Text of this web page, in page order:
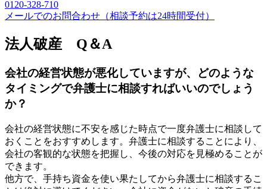
0120-328-710
メールでのお問合わせ（相談予約は24時間受付）
法人破産 Q＆A
会社の経営状態が悪化していますが、どのような
タイミングで弁護士に相談すればいいのでしょう
か？
会社の経営状態に不安を感じた時点で一度弁護士に相談して
おくことをおすすめします。弁護士に相談することにより、
会社の客観的な状態を把握し、今後の対応を見極めることが
できます。
他方で、手持ち資金を使い果たしてから弁護士に相談するこ